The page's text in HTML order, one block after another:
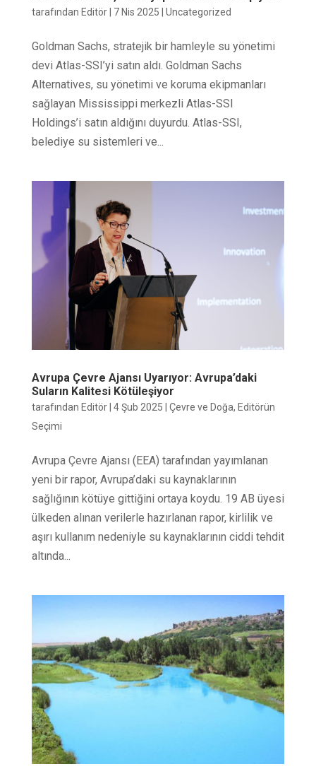
tarafından Editör| 7 Nis 2025 Uncategorized
Goldman Sachs, stratejik bir hamleyle su yönetimi
devi Atlas-SSI’yi satın aldı. Goldman Sachs
Alternatives, su yönetimi ve koruma ekipmanları
sağlayan Mississippi merkezli Atlas-SSI
Holdings’i satın aldığını duyurdu. Atlas-SSI,
belediye su sistemleri ve...
Avrupa Çevre Ajansı Uyarıyor: Avrupa’daki
Suların Kalitesi Kötüleşiyor
tarafından Editör| 4 Şub 2025 Çevre ve Doğa, Editörün
Seçimi
Avrupa Çevre Ajansı (EEA) tarafından yayımlanan
yeni bir rapor, Avrupa’daki su kaynaklarının
sağlığının kötüye gittiğini ortaya koydu. 19 AB üyesi
ülkeden alınan verilerle hazırlanan rapor, kirlilik ve
aşırı kullanım nedeniyle su kaynaklarının ciddi tehdit
altında...